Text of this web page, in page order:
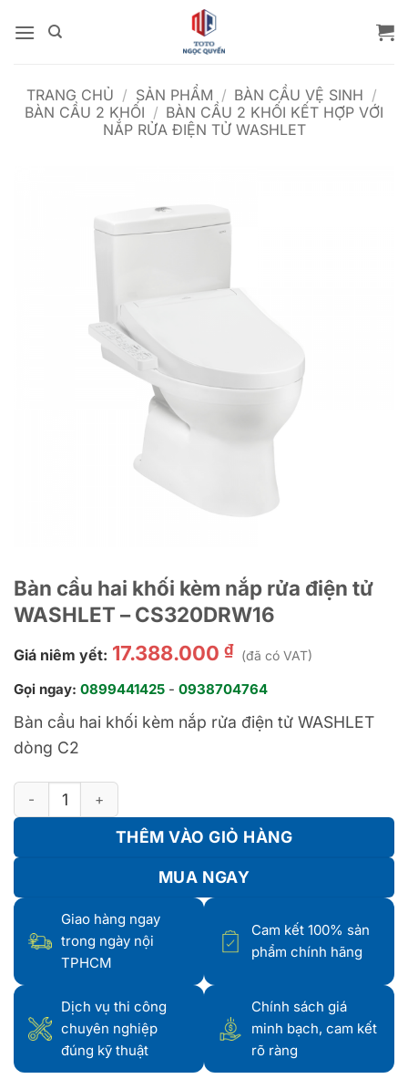
qua
TRANG CHỦ / SẢN PHẨM / BÀN CẦU VỆ SINH /
BÀN CẦU 2 KHỐI / BÀN CẦU 2 KHỐI KẾT HỢP VỚI
NẮP RỬA ĐIỆN TỬ WASHLET
Bàn cầu hai khối kèm nắp rửa điện tử
WASHLET – CS320DRW16
Giá niêm yết: 17.388.000 ₫ (đã có VAT)
Gọi ngay: 0899441425 - 0938704764
Bàn cầu hai khối kèm nắp rửa điện tử WASHLET
dòng C2
Bàn cầu hai khối kèm nắp rửa điện tử WASHLET -
THÊM VÀO GIỎ HÀNG
MUA NGAY
Giao hàng ngay
trong ngày nội
TPHCM
Cam kết 100% sản
phẩm chính hãng
Dịch vụ thi công
chuyên nghiệp
đúng kỹ thuật
Chính sách giá
minh bạch, cam kết
rõ ràng